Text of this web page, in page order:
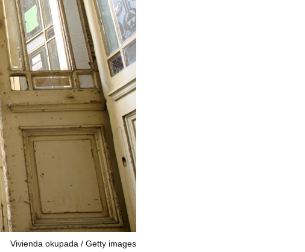
Vivienda okupada Getty images